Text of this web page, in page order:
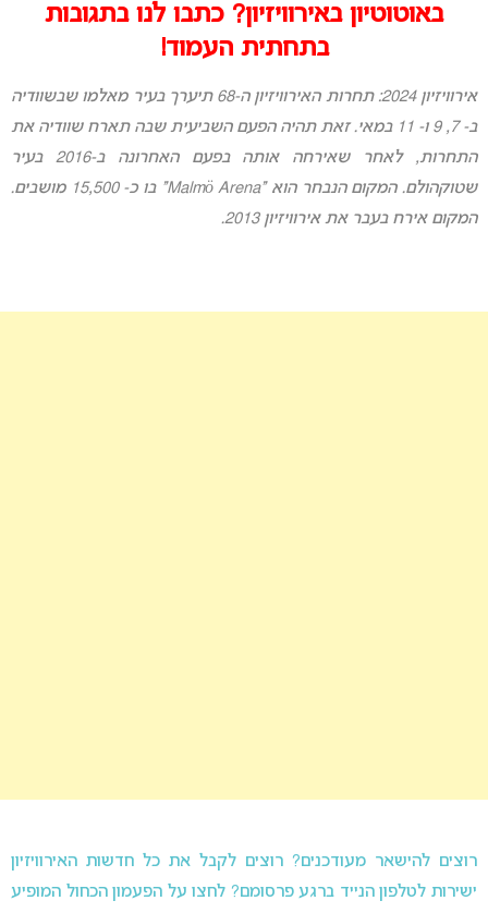
באוטוטיון באירוויזיון? כתבו לנו בתגובות
בתחתית העמוד!
אירוויזיון 2024: תחרות האירוויזיון ה-68 תיערך בעיר מאלמו שבשוודיה
ב- 7, 9 ו- 11 במאי. זאת תהיה הפעם השביעית שבה תארח שוודיה את
התחרות, לאחר שאירחה אותה בפעם האחרונה ב-2016 בעיר
שטוקהולם. המקום הנבחר הוא “Malmö Arena” בו כ- 15,500 מושבים.
המקום אירח בעבר את אירוויזיון 2013.
רוצים להישאר מעודכנים? רוצים לקבל את כל חדשות האירוויזיון
ישירות לטלפון הנייד ברגע פרסומם? לחצו על הפעמון הכחול המופיע